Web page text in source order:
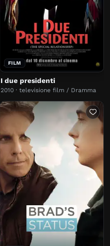
FILM
I due presidenti
2010 · televisione film / Dramma